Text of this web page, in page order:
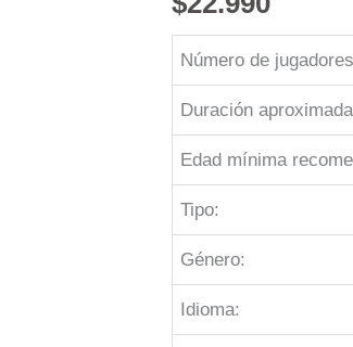
Número de
Duración
Edad mínima
Tipo:
Género:
Idioma: